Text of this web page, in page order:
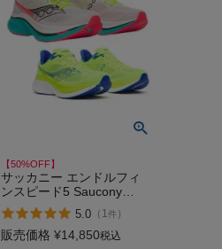
【50%OFF】
サッカニー エンドルフィ
ンスピード5 Saucony
ENDORPHIN SPEED 5 ア
ウトレット セール
5.0 （ 1件 ）
販売価格 ¥14,850税込